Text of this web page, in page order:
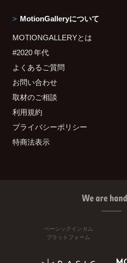
MotionGalleryについて
MOTIONGALLERYとは
#2020 年代
よくあるご質問
お問い合わせ
取材のご相談
利用規約
プライバシーポリシー
特商法表示
We are
ベーシックインカム
プラットフォーム